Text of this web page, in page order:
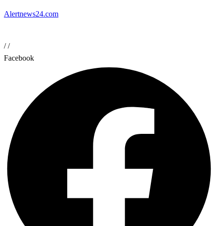
Alertnews24.com
//
Facebook